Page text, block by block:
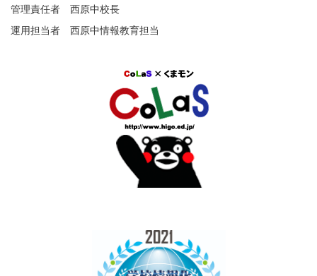
管理責任者 西原中校長
運用担当者 西原中情報教育担当